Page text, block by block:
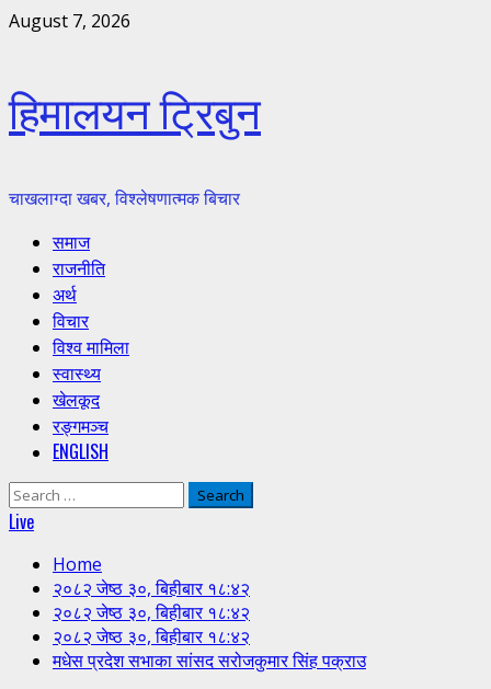
Skip
August 7, 2026
हिमालयन ट्रिबुन
चाखलाग्दा खबर, विश्लेषणात्मक बिचार
Primary
Menu
समाज
राजनीति
अर्थ
विचार
विश्व मामिला
स्वास्थ्य
खेलकूद
रङ्गमञ्च
ENGLISH
Search
for:
Live
Home
२०८२ जेष्ठ ३०, बिहीबार १८:४२
२०८२ जेष्ठ ३०, बिहीबार १८:४२
२०८२ जेष्ठ ३०, बिहीबार १८:४२
मधेस प्रदेश सभाका सांसद सरोजकुमार सिंह पक्राउ